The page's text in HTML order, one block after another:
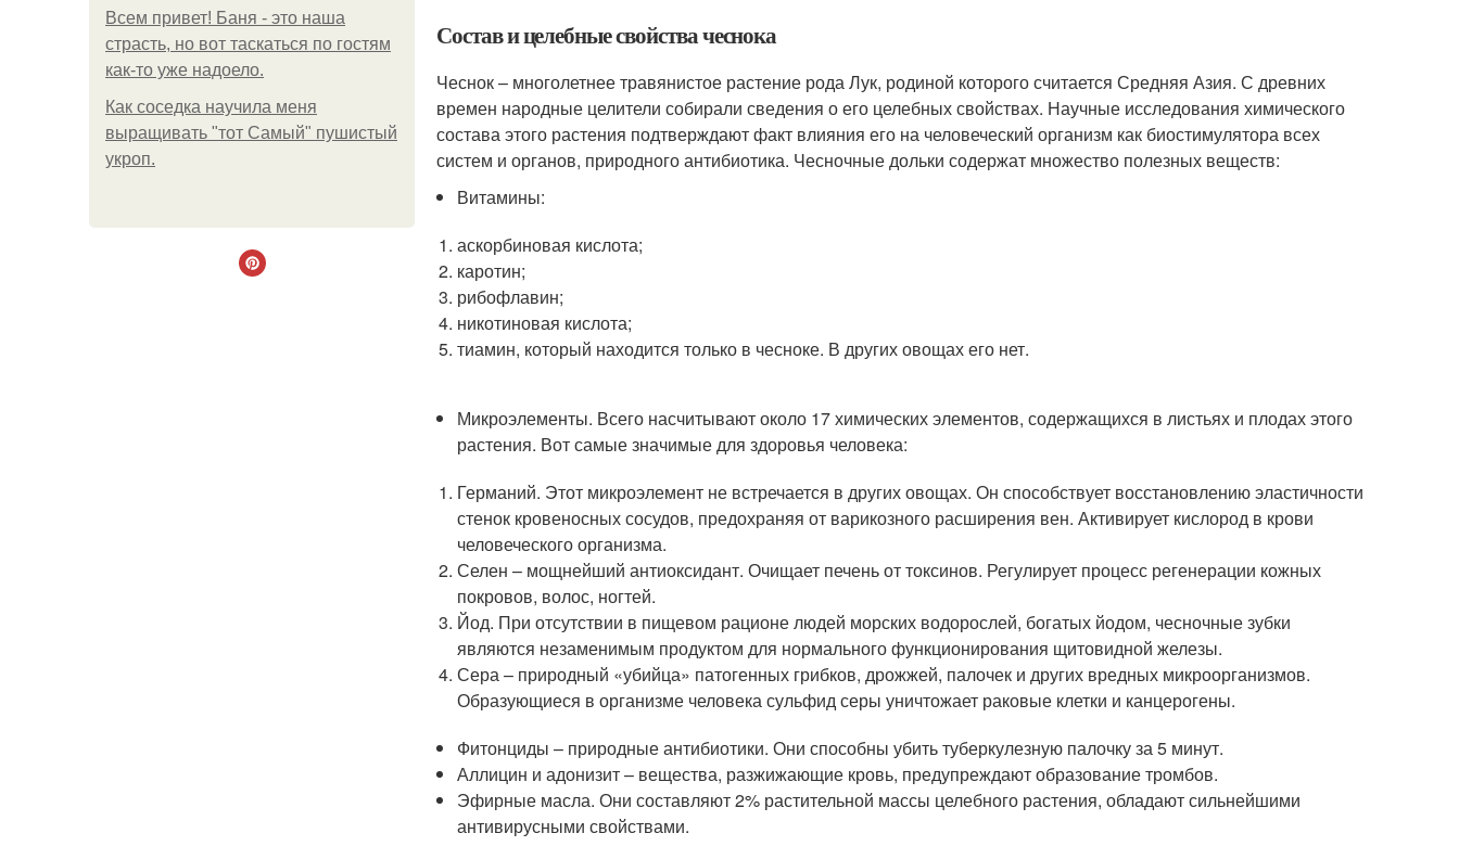
Всем привет! Баня - это наша
страсть, но вот таскаться по гостям
как-то уже надоело.
Как соседка научила меня
выращивать "тот Самый" пушистый
укроп.
Состав и целебные свойства чеснока
Чеснок – многолетнее травянистое растение рода Лук, родиной которого считается Средняя Азия. С древних
времен народные целители собирали сведения о его целебных свойствах. Научные исследования химического
состава этого растения подтверждают факт влияния его на человеческий организм как биостимулятора всех
систем и органов, природного антибиотика. Чесночные дольки содержат множество полезных веществ:
Витамины:
аскорбиновая кислота;
каротин;
рибофлавин;
никотиновая кислота;
тиамин, который находится только в чесноке. В других овощах его нет.
Микроэлементы. Всего насчитывают около 17 химических элементов, содержащихся в листьях и плодах этого
растения. Вот самые значимые для здоровья человека:
Германий. Этот микроэлемент не встречается в других овощах. Он способствует восстановлению эластичности
стенок кровеносных сосудов, предохраняя от варикозного расширения вен. Активирует кислород в крови
человеческого организма.
Селен – мощнейший антиоксидант. Очищает печень от токсинов. Регулирует процесс регенерации кожных
покровов, волос, ногтей.
Йод. При отсутствии в пищевом рационе людей морских водорослей, богатых йодом, чесночные зубки
являются незаменимым продуктом для нормального функционирования щитовидной железы.
Сера – природный «убийца» патогенных грибков, дрожжей, палочек и других вредных микроорганизмов.
Образующиеся в организме человека сульфид серы уничтожает раковые клетки и канцерогены.
Фитонциды – природные антибиотики. Они способны убить туберкулезную палочку за 5 минут.
Аллицин и адонизит – вещества, разжижающие кровь, предупреждают образование тромбов.
Эфирные масла. Они составляют 2% растительной массы целебного растения, обладают сильнейшими
антивирусными свойствами.